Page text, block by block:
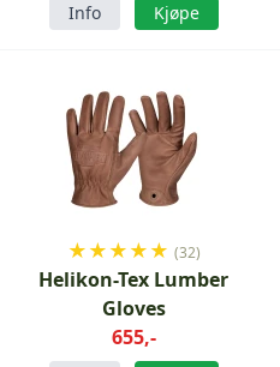
Info Kjøpe
★★★★★ (32)
Helikon-Tex Lumber
Gloves
655,-